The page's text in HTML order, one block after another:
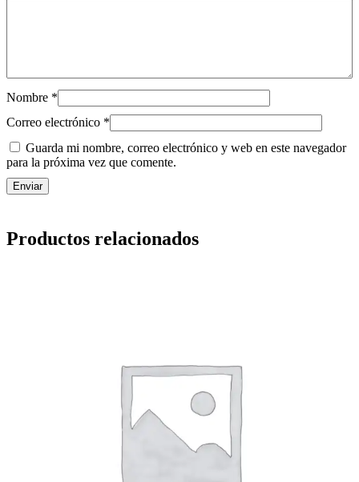
Nombre *
Correo electrónico *
Guarda mi nombre, correo electrónico y web en este navegador
para la próxima vez que comente.
Productos relacionados